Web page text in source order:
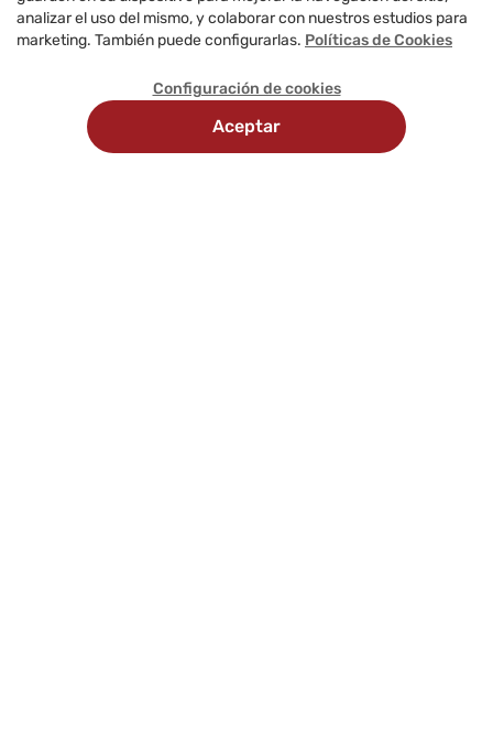
analizar el uso del mismo, y colaborar con nuestros estudios para
marketing. También puede configurarlas. Políticas de Cookies
Configuración de cookies
Aceptar